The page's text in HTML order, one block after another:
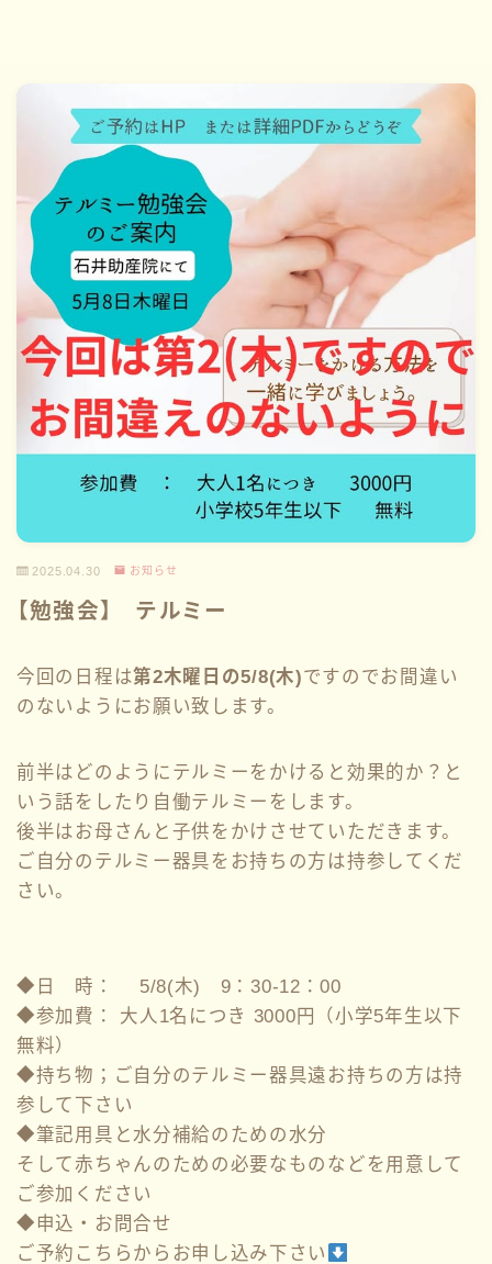
2025.04.30 お知らせ
【勉強会】 テルミー
今回の日程は第2木曜日の5/8(木)ですのでお間違い
のないようにお願い致します。
前半はどのようにテルミーをかけると効果的か？と
いう話をしたり自働テルミーをします。
後半はお母さんと子供をかけさせていただきます。
ご自分のテルミー器具をお持ちの方は持参してくだ
さい。
◆日 時： 5/8(木) 9：30-12：00
◆参加費： 大人1名につき 3000円（小学5年生以下
無料）
◆持ち物；ご自分のテルミー器具遠お持ちの方は持
参して下さい
◆筆記用具と水分補給のための水分
そして赤ちゃんのための必要なものなどを用意して
ご参加ください
◆申込・お問合せ
ご予約こちらからお申し込み下さい